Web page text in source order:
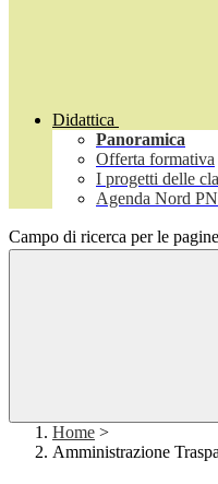
Didattica
Panoramica
Offerta formativa
I progetti delle
Agenda Nord
Campo di ricerca per le
Home >
Amministrazione